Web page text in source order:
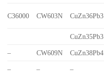
C36000 CW603N CuZn36Pb3
CuZn35Pb3
– CW609N CuZn38Pb4
– – –